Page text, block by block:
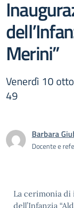
Merini”
Venerdì 10
49
Barbara
Docente e
La cerimonia di
dell’Infanzia